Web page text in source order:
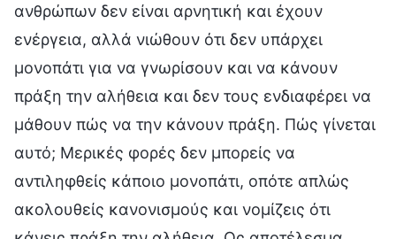
ανθρώπων δεν είναι αρνητική και έχουν
ενέργεια, αλλά νιώθουν ότι δεν υπάρχει
μονοπάτι για να γνωρίσουν και να κάνουν
πράξη την αλήθεια και δεν τους ενδιαφέρει να
μάθουν πώς να την κάνουν πράξη. Πώς γίνεται
αυτό; Μερικές φορές δεν μπορείς να
αντιληφθείς κάποιο μονοπάτι, οπότε απλώς
ακολουθείς κανονισμούς και νομίζεις ότι